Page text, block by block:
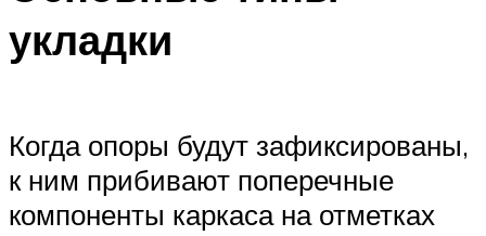
укладки
Когда опоры будут зафиксированы,
к ним прибивают поперечные
компоненты каркаса на отметках